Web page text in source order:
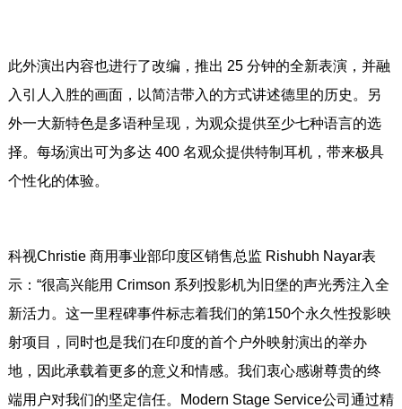
此外演出内容也进行了改编，推出 25 分钟的全新表演，并融
入引人入胜的画面，以简洁带入的方式讲述德里的历史。另
外一大新特色是多语种呈现，为观众提供至少七种语言的选
择。每场演出可为多达 400 名观众提供特制耳机，带来极具
个性化的体验。
科视Christie 商用事业部印度区销售总监 Rishubh Nayar表
示：“很高兴能用 Crimson 系列投影机为旧堡的声光秀注入全
新活力。这一里程碑事件标志着我们的第150个永久性投影映
射项目，同时也是我们在印度的首个户外映射演出的举办
地，因此承载着更多的意义和情感。我们衷心感谢尊贵的终
端用户对我们的坚定信任。Modern Stage Service公司通过精